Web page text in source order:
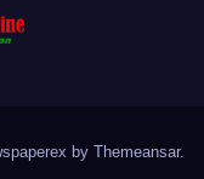
by Themeansar.